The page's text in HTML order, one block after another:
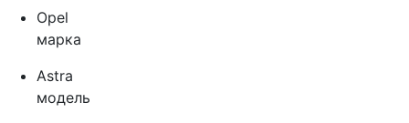
Opel
марка
Astra
модель